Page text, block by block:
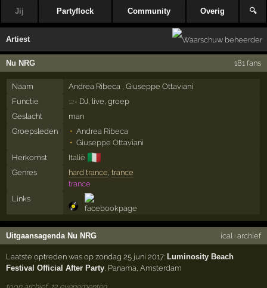
Jij Partyflock Community Overig 🔍
Artiest
Nu NRG 181 fans
Naam
Andrea Ribeca , Giuseppe Ottaviani
Functie
12× DJ, live, groep
Geslacht
man
Groepsleden
Andrea Ribeca
Giuseppe Ottaviani
Herkomst
Italië 🇮🇹
Genres hard trance trance
trance
Links
Uitgaansagenda Nu NRG ical· archief
Laatste optreden was op zondag 25 juni 2017:Luminosity Beach
Festival Official After Party Panama ,Amsterdam